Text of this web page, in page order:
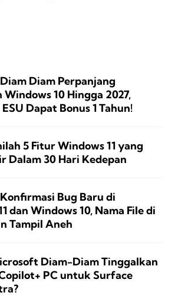
Diam Perpanjang
10 Hingga 2027,
Dapat Bonus 1 Tahun!
5 Fitur Windows 11 yang
Dalam 30 Hari Kedepan
Bug Baru di
dan Windows 10, Nama File di
Tampil Aneh
Diam-Diam Tinggalkan
PC untuk Surface